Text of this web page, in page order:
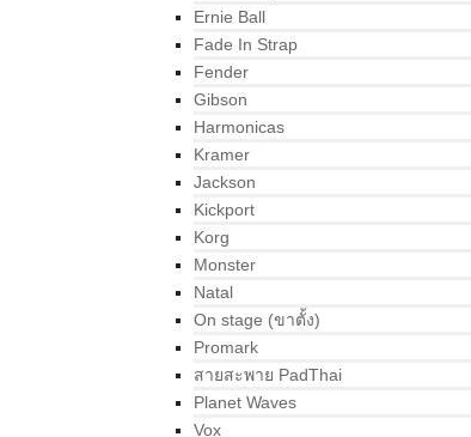
Ernie Ball
Fade In Strap
Fender
Gibson
Harmonicas
Kramer
Jackson
Kickport
Korg
Monster
Natal
On stage (ขาตั้ง)
Promark
สายสะพาย PadThai
Planet Waves
Vox